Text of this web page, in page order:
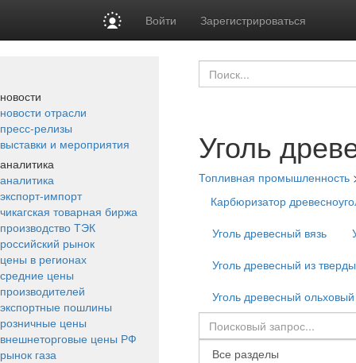
Войти Зарегистрироваться
новости
новости отрасли
пресс-релизы
выставки и мероприятия
аналитика
аналитика
экспорт-импорт
чикагская товарная биржа
производство ТЭК
российский рынок
цены в регионах
средние цены
производителей
экспортные пошлины
розничные цены
внешнеторговые цены РФ
рынок газа
Уголь
Топливная промышленность
Карбюризатор
Уголь древесный вязь
Уголь древесный из
Уголь древесный ольховый